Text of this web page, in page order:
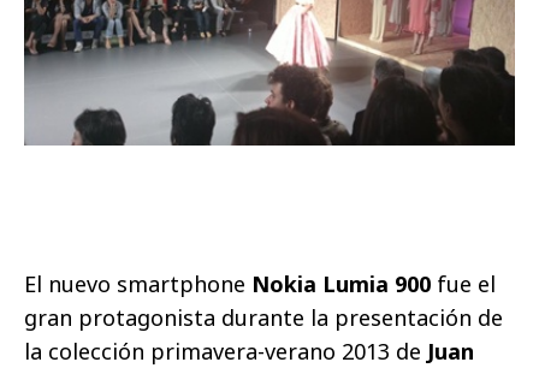
El nuevo smartphone Nokia Lumia 900 fue el
gran protagonista durante la presentación de
la colección primavera-verano 2013 de Juan